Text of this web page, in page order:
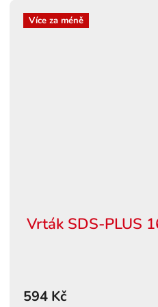
Více za méně
Vrták SDS-PLUS
594 Kč